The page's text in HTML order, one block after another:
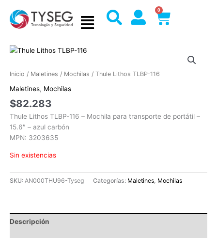
contenido
0
Cart
Inicio / Maletines / Mochilas / Thule Lithos TLBP-116
Maletines, Mochilas
$82.283
Thule Lithos TLBP-116 – Mochila para transporte de portátil –
15.6″ – azul carbón
MPN: 3203635
Sin existencias
SKU: AN000THU96-Tyseg Categorías: Maletines, Mochilas
Descripción